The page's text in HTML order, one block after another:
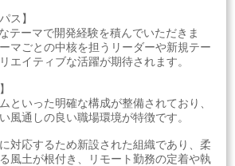
ス】
テーマで開発経験を積んでいただきま
マごとの中核を担うリーダーや新規テー
エイティブな活躍が期待されます。
といった明確な構成が整備されており、
風通しの良い職場環境が特徴です。
対応するため新設された組織であり、柔
風土が根付き、リモート勤務の定着や執